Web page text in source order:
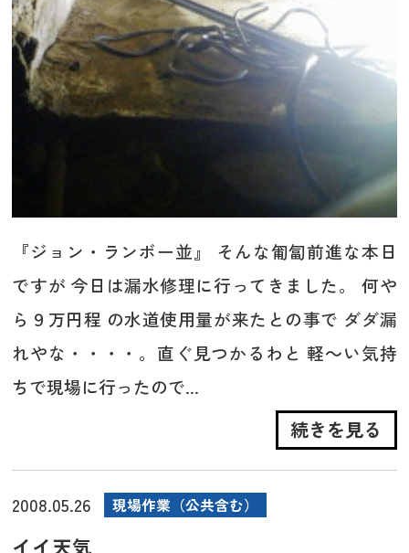
『ジョン・ランボー並』 そんな匍匐前進な本日
ですが 今日は漏水修理に行ってきました。 何や
ら９万円程 の水道使用量が来たとの事で ダダ漏
れやな・・・・。直ぐ見つかるわと 軽～い気持
ちで現場に行ったので...
続きを見る
2008.05.26 現場作業（公共含む）
イイ天気